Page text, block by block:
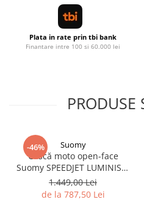
Plata in rate prin tbi bank
Finantare intre 100 si 60.000 lei
PRODUSE
-46% Suomy
Cască moto open-face
Suomy SPEEDJET LUMINISM
luminism antracit
1.449,00 Lei
de la 787,50 Lei